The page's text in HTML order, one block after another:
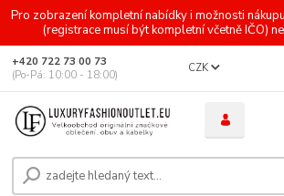
Pro zobrazení kompletní nabídky i možnosti
(registrace musí být kompletní včetně IČO)
CZK
+420 722 73 00 73
(Po-Pá: 10:00 - 18:00)